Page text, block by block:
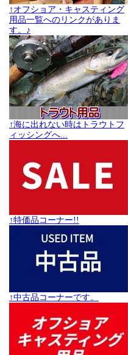
↑オフショア・キャスティング
用品一覧へのリンクがありま
す。♪
↑海に出れない時はトラウトフ
ィッシングへ...
↑特価品コーナー!!
↑中古品コーナーです。